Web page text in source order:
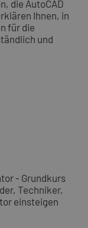
die AutoCAD
Ihnen, in
für die
und
- Grundkurs
Techniker,
einsteigen